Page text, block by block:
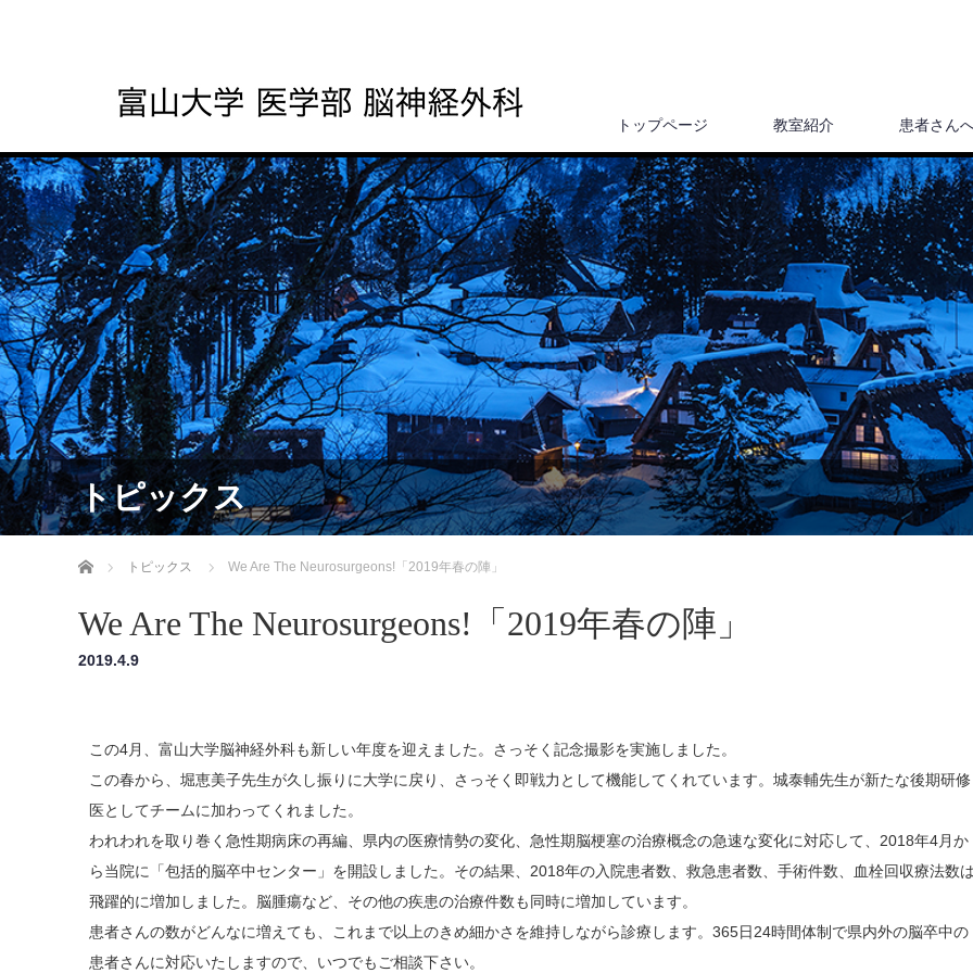
トップページ 教室紹介 患者さん
トピックス
ホーム トピックス We Are The Neurosurgeons!「2019年春の陣」
We Are The Neurosurgeons!「2019年春の陣」
2019.4.9
この4月、富山大学脳神経外科も新しい年度を迎えました。さっそく記念撮影を実施しました。
この春から、堀恵美子先生が久し振りに大学に戻り、さっそく即戦力として機能してくれています。城泰輔先生が新たな後期研修
医としてチームに加わってくれました。
われわれを取り巻く急性期病床の再編、県内の医療情勢の変化、急性期脳梗塞の治療概念の急速な変化に対応して、2018年4月か
ら当院に「包括的脳卒中センター」を開設しました。その結果、2018年の入院患者数、救急患者数、手術件数、血栓回収療法数
飛躍的に増加しました。脳腫瘍など、その他の疾患の治療件数も同時に増加しています。
患者さんの数がどんなに増えても、これまで以上のきめ細かさを維持しながら診療します。365日24時間体制で県内外の脳卒中の
患者さんに対応いたしますので、いつでもご相談下さい。